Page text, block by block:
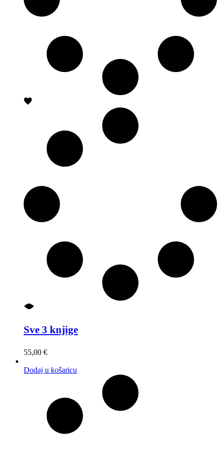
Sve 3 knjige
55,00 €
Dodaj u košaricu